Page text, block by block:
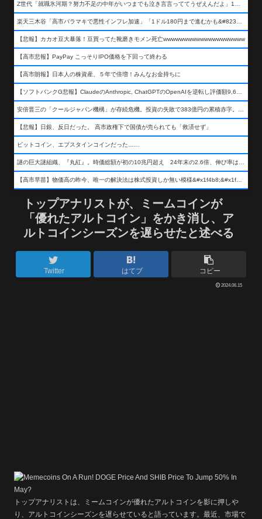
Z世代「就職氷河期？努力不足の中年がいつまでも泣き言言っててうぜえんだよ」1万いいね
楽天三木谷「高市バラマキで悪性インフレ加速」「1ドル180円まで進むかも&#8230;もう看過できない」
【悲報】カカオ豆大暴落！豆買ってた靴磨きモメン死亡wwwwwwwwwwwwwwwwwwww
【高市悲報】PayPay こっそりIPO価格を下回って終わる
【高市朗報】日本人の株資産、５年で倍増！みんなお金持ちに
【ソフトバンクG悲報】ClaudeのAnthropic, ChatGPTのOpenAIを逆転し評価額9,650億ドル (約154兆円) の世界一価値あるAI企業に……
安倍晋三の「クールジャパン機構」が存続危機。投資の失敗で383億円の累積赤字。2025年度決算も大赤字の可能性。責任の所在はウヤムヤ
【悲報】日銀、反日だった。 高市政権下で国債が売られても「救済せず」
ビットコイン、エプスタインコインだった……
謎の巨大謎組織、『丸紅』。時価総額が初の10兆円超え 24年末の2.6倍、伸び率は謎組織首位
【高市早苗】物価高の昨今、唯一の解決法は株式投資しか無い模様&#x1f4b8;&#x1f4b8;&#x1f4b8;
トップアナリストが、ミームコインが
「優れたアルトコイン」をかき消し、ア
ルトコインシーズンを遅らせたと述べる
Twitter はてブ コピー
2024.06.15
トップアナリストは、ミームコインが優れたアルトコインを影に押しや
り、アルトコインシーズンを遅らせていると語っています。最近、市場で